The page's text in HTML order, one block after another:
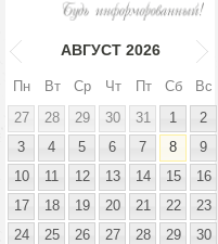
АВГУСТ 2026
Пн Вт Ср Чт Пт Сб
Вс
27
28 29 30 31 1
2
3
4 5 6 7 8
9
10
11 12 13 14 15
16
17
18 19 20 21 22
23
24
25 26 27 28 29
30